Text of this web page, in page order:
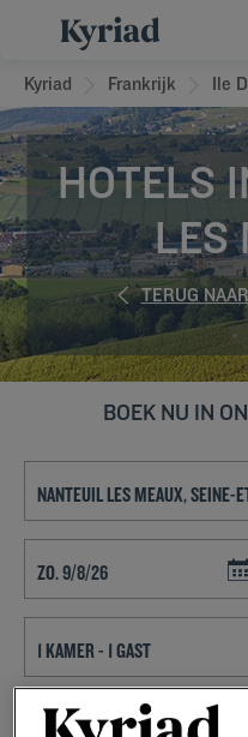
Kyriad Frankrijk Ile
HOTELS
LES
TERUG
BOEK NU IN
ZOEK